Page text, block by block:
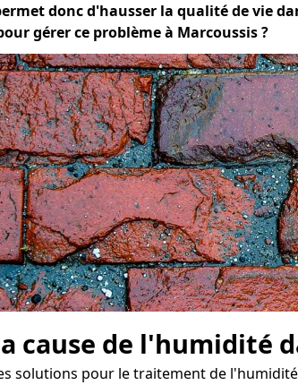
donc d'hausser la qualité de vie
gérer ce problème à Marcoussis ?
cause de l'humidité
solutions pour le traitement de